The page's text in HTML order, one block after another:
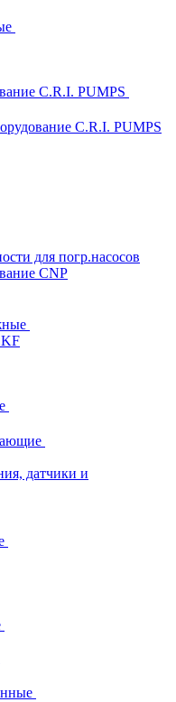
C.R.I. PUMPS
C.R.I. PUMPS
для погр.насосов
CNP
датчики и